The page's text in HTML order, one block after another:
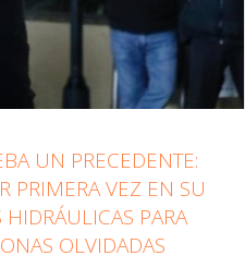
UN PRECEDENTE:
PRIMERA VEZ EN SU
PARA
OLVIDADAS